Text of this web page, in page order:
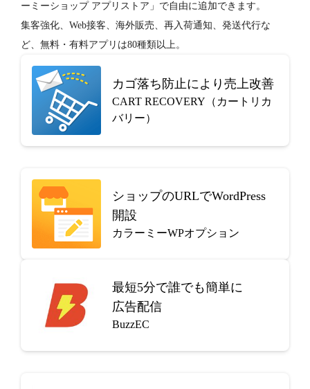
ーミーショップ アプリストア」で自由に追加できます。
集客強化、Web接客、海外販売、再入荷通知、発送代行な
ど、無料・有料アプリは80種類以上。
カゴ落ち防止により売上改善
CART RECOVERY（カートリカ
バリー）
ショップのURLでWordPress
開設
カラーミーWPオプション
最短5分で誰でも簡単に
広告配信
BuzzEC